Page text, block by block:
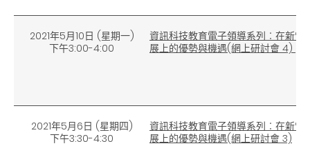
2021年5月10日 (星期一)
下午3:00-4:00
資訊科技教育電子領導系列︰在新常
展上的優勢與機遇(網上研討會 4)
2021年5月6日 (星期四)
下午3:30-4:30
資訊科技教育電子領導系列︰在新常
展上的優勢與機遇(網上研討會 3)